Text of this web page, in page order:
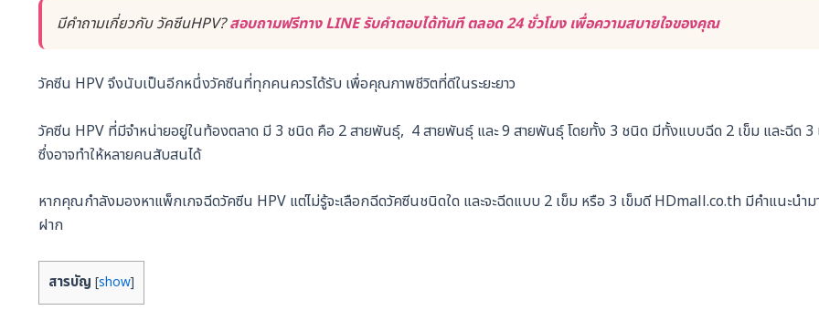
มีคำถามเกี่ยวกับ วัคซีนHPV?สอบถามฟรีทาง LINE รับคำตอบได้ทันที ตลอด 24 ชั่วโมง เพื่อความสบายใจของคุณ
วัคซีน HPV จึงนับเป็นอีกหนึ่งวัคซีนที่ทุกคนควรได้รับ เพื่อคุณภาพชีวิตที่ดีในระยะยาว
วัคซีน HPV ที่มีจำหน่ายอยู่ในท้องตลาด มี 3 ชนิด คือ 2 สายพันธุ์, 4 สายพันธุ์ และ 9 สายพันธุ์ โดยทั้ง 3 ชนิด มีทั้งแบบฉีด 2 เข็ม และฉีด 3
ซึ่งอาจทำให้หลายคนสับสนได้
หากคุณกำลังมองหาแพ็กเกจฉีดวัคซีน HPV แต่ไม่รู้จะเลือกฉีดวัคซีนชนิดใด และจะฉีดแบบ 2 เข็ม หรือ 3 เข็มดี HDmall.co.th มีคำแนะนำม
ฝาก
สารบัญ [show]